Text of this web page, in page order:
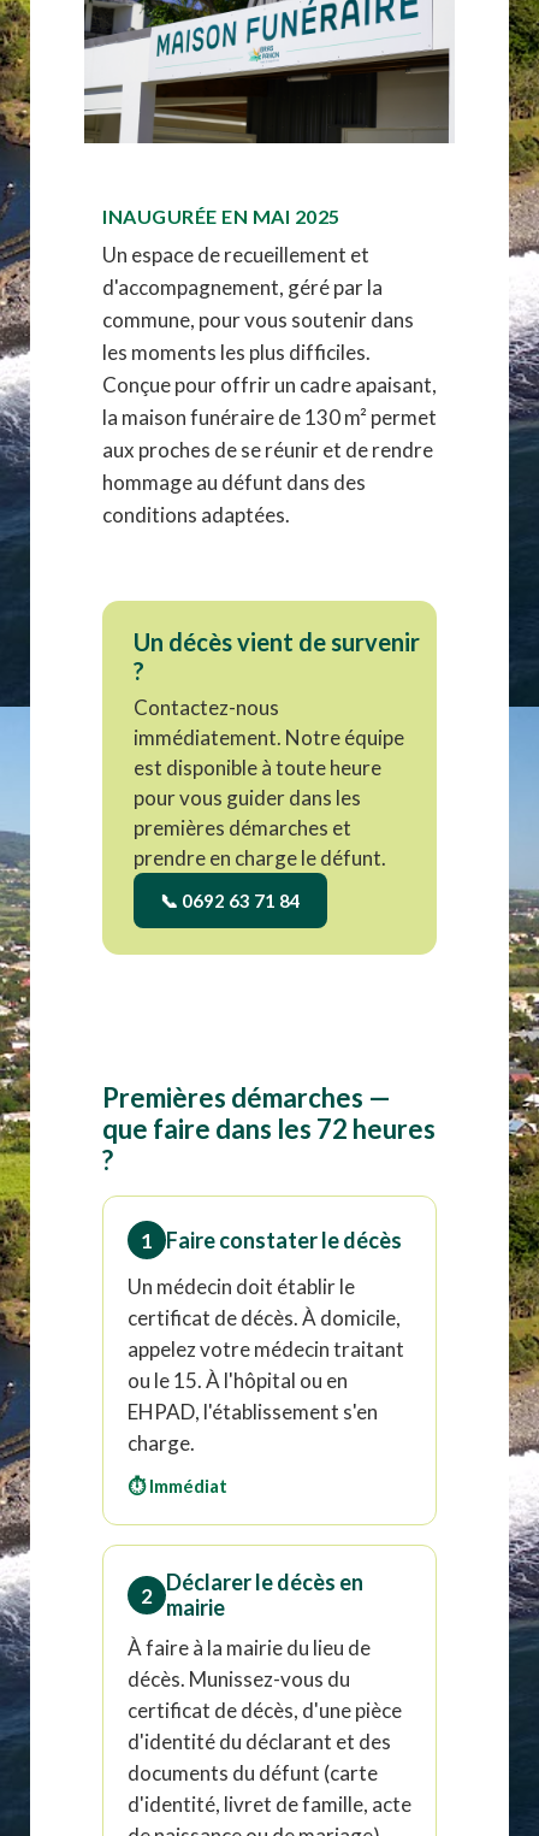
INAUGURÉE EN MAI 2025
Un espace de recueillement et
d'accompagnement, géré par la
commune, pour vous soutenir dans
les moments les plus difficiles.
Conçue pour offrir un cadre apaisant,
la maison funéraire de 130 m² permet
aux proches de se réunir et de rendre
hommage au défunt dans des
conditions adaptées.
Un décès vient de survenir
?
Contactez-nous
immédiatement. Notre équipe
est disponible à toute heure
pour vous guider dans les
premières démarches et
prendre en charge le défunt.
📞 0692 63 71 84
Premières démarches —
que faire dans les 72 heures
?
1 Faire constater le décès
Un médecin doit établir le
certificat de décès. À domicile,
appelez votre médecin traitant
ou le 15. À l'hôpital ou en
EHPAD, l'établissement s'en
charge.
⏱ Immédiat
2 Déclarer le décès en
mairie
À faire à la mairie du lieu de
décès. Munissez-vous du
certificat de décès, d'une pièce
d'identité du déclarant et des
documents du défunt (carte
d'identité, livret de famille, acte